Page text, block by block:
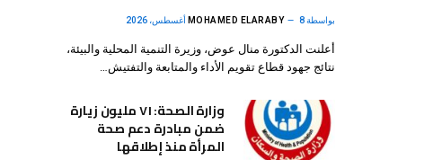
بواسطة MOHAMED ELARABY 8 أغسطس، 2026
أعلنت الدكتورة منال عوض، وزيرة التنمية المحلية والبيئة،
نتائج جهود قطاع تقويم الأداء والمتابعة والتفتيش…
وزارة الصحة: ٧١ مليون زيارة
ضمن مبادرة دعم صحة
المرأة منذ إطلاقها